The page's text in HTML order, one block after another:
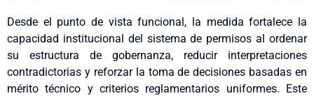
Desde el punto de vista funcional, la medida fortalece la
capacidad institucional del sistema de permisos al ordenar
su estructura de gobernanza, reducir interpretaciones
contradictorias y reforzar la toma de decisiones basadas en
mérito técnico y criterios reglamentarios uniformes. Este